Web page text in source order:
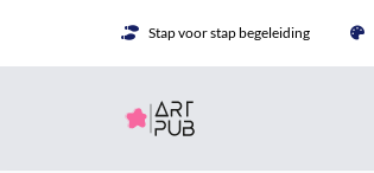
Stap voor stap begeleiding